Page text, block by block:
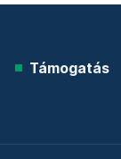
Támogatás